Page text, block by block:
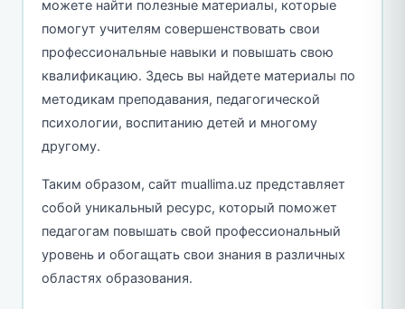
можете найти полезные материалы, которые
помогут учителям совершенствовать свои
профессиональные навыки и повышать свою
квалификацию. Здесь вы найдете материалы по
методикам преподавания, педагогической
психологии, воспитанию детей и многому
другому.
Таким образом, сайт muallima.uz представляет
собой уникальный ресурс, который поможет
педагогам повышать свой профессиональный
уровень и обогащать свои знания в различных
областях образования.